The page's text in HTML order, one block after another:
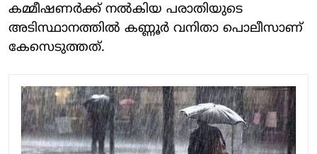
കമ്മീഷണര്‍ക്ക് നല്‍കിയ പരാതിയുടെ
അടിസ്ഥാനത്തില്‍ കണ്ണൂര്‍ വനിതാ പൊലീസാണ്
കേസെടുത്തത്.